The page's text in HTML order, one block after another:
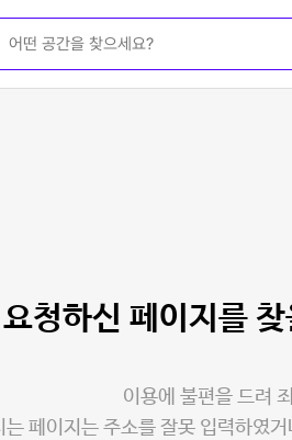
요청하신 페이지를
이용에 불편을 드려
는 페이지는 주소를 잘못 입력하였